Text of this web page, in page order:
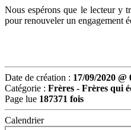
Nous espérons que le lecteur y
pour renouveler un engagement
Date de création : 17/09/2020 @
Catégorie : Frères - Frères qui
Page lue 187371 fois
Calendrier